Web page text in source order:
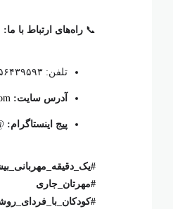
📞 راه‌های ارتباط با ما:
تلفن: ۵۶۴۳۹۵۹۳-۰۲۱ | ۰۹۳۶۴۸۴۴۱۸۴ | ۰۹۰۰۲۲۲۹۵۹۳
آدرس سایت:
پیج اینستاگرام:
#مهرتان_جاری